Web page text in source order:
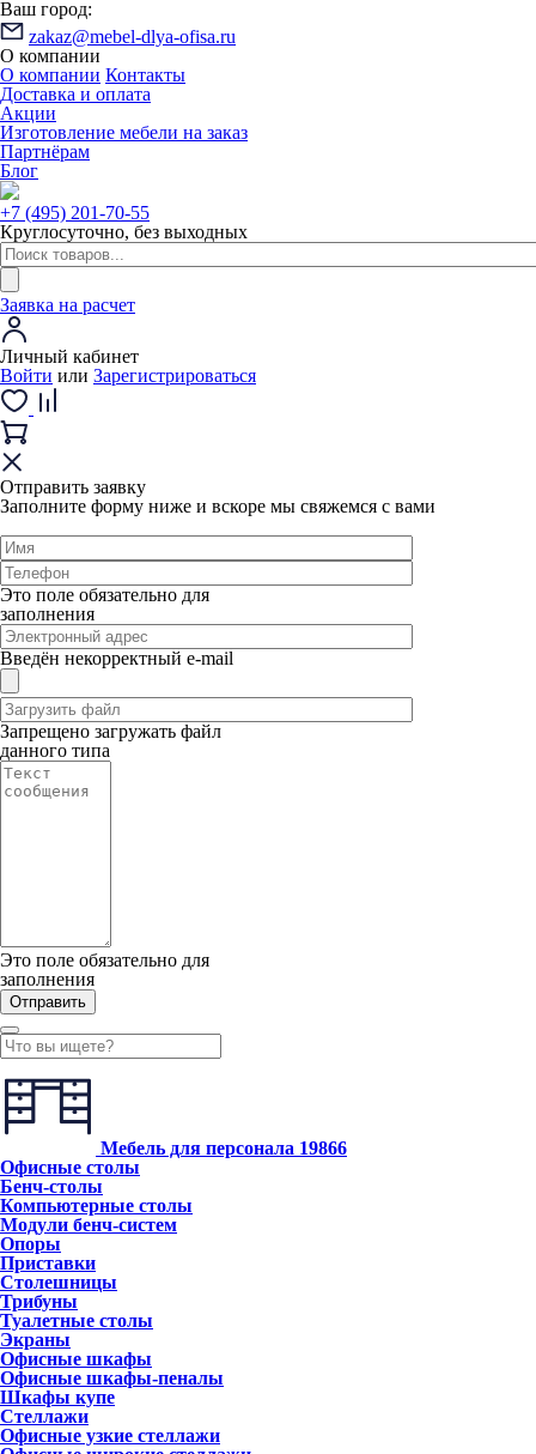
Ваш город:
zakaz@mebel-dlya-ofisa.ru
О компании
О компании Контакты
Доставка и оплата
Акции
Изготовление мебели на заказ
Партнёрам
Блог
+7 (495) 201-70-55
Круглосуточно, без выходных
Заявка на расчет
Личный кабинет
Войти или Зарегистрироваться
Отправить заявку
Заполните форму ниже и вскоре мы свяжемся с вами
Это поле обязательно для
заполнения
Введён некорректный e-mail
Запрещено загружать файл
данного типа
Это поле обязательно для
заполнения
Мебель для персонала 19866
Офисные столы
Бенч-столы
Компьютерные столы
Модули бенч-систем
Опоры
Приставки
Столешницы
Трибуны
Туалетные столы
Экраны
Офисные шкафы
Офисные шкафы-пеналы
Шкафы купе
Стеллажи
Офисные узкие стеллажи